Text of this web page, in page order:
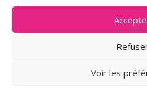
Voir les
par